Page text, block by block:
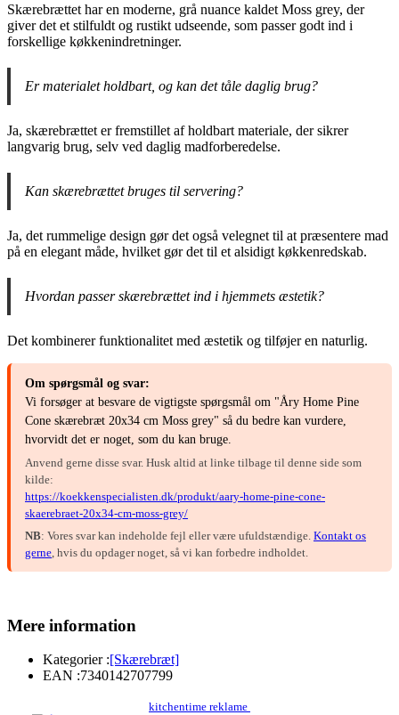
Skærebrættet har en moderne, grå nuance kaldet Moss grey, der
giver det et stilfuldt og rustikt udseende, som passer godt ind i
forskellige køkkenindretninger.
Er materialet holdbart, og kan det tåle daglig brug?
Ja, skærebrættet er fremstillet af holdbart materiale, der sikrer
langvarig brug, selv ved daglig madforberedelse.
Kan skærebrættet bruges til servering?
Ja, det rummelige design gør det også velegnet til at præsentere mad
på en elegant måde, hvilket gør det til et alsidigt køkkenredskab.
Hvordan passer skærebrættet ind i hjemmets æstetik?
Det kombinerer funktionalitet med æstetik og tilføjer en naturlig.
Om spørgsmål og svar:
Vi forsøger at besvare de vigtigste spørgsmål om "Åry Home Pine
Cone skærebræt 20x34 cm Moss grey" så du bedre kan vurdere,
hvorvidt det er noget, som du kan bruge.
Anvend gerne disse svar. Husk altid at linke tilbage til denne side som
kilde:
https://koekkenspecialisten.dk/produkt/aary-home-pine-cone-
skaerebraet-20x34-cm-moss-grey/
NB: Vores svar kan indeholde fejl eller være ufuldstændige. Kontakt os
gerne , hvis du opdager noget, så vi kan forbedre indholdet.
Mere information
Kategorier :[Skærebræt]
EAN :7340142707799
kitchentime reklame